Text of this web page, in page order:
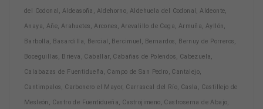
del Codonal, Aldeasoña, Aldehorno, Aldehuela del Codonal, Aldeonte,
Anaya, Añe, Arahuetes, Arcones, Arevalillo de Cega, Armuña, Ayllón,
Barbolla, Basardilla, Bercial, Bercimuel, Bernardos, Bernuy de Porreros,
Boceguillas, Brieva, Caballar, Cabañas de Polendos, Cabezuela,
Calabazas de Fuentidueña, Campo de San Pedro, Cantalejo,
Cantimpalos, Carbonero el Mayor, Carrascal del Río, Casla, Castillejo de
Mesleón, Castro de Fuentidueña, Castrojimeno, Castroserna de Abajo,